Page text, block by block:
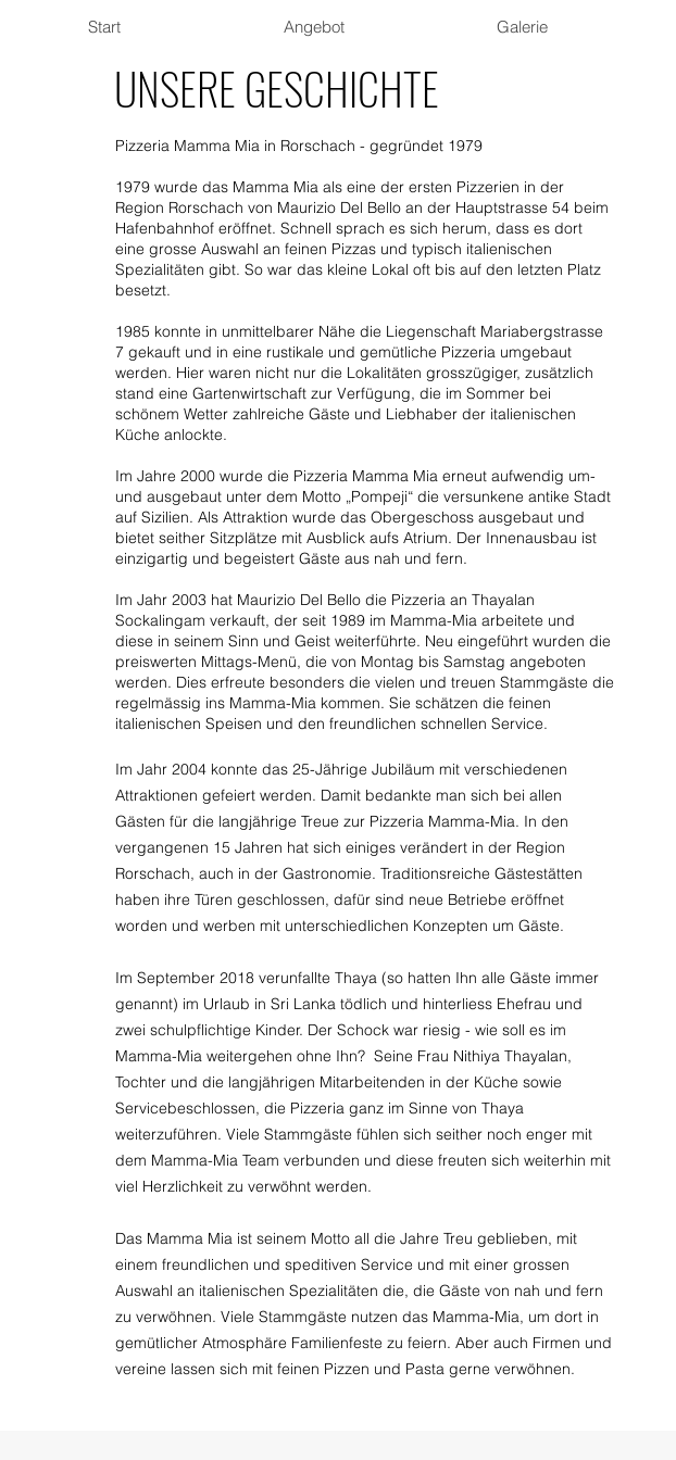
Start Angebot Galerie
UNSERE GESCHICHTE
Pizzeria Mamma Mia in Rorschach - gegründet 1979
1979 wurde das Mamma Mia als eine der ersten Pizzerien in der
Region Rorschach von Maurizio Del Bello an der Hauptstrasse 54 beim
Hafenbahnhof eröffnet. Schnell sprach es sich herum, dass es dort
eine grosse Auswahl an feinen Pizzas und typisch italienischen
Spezialitäten gibt. So war das kleine Lokal oft bis auf den letzten Platz
besetzt.
1985 konnte in unmittelbarer Nähe die Liegenschaft Mariabergstrasse
7 gekauft und in eine rustikale und gemütliche Pizzeria umgebaut
werden. Hier waren nicht nur die Lokalitäten grosszügiger, zusätzlich
stand eine Gartenwirtschaft zur Verfügung, die im Sommer bei
schönem Wetter zahlreiche Gäste und Liebhaber der italienischen
Küche anlockte.
Im Jahre 2000 wurde die Pizzeria Mamma Mia erneut aufwendig um-
und ausgebaut unter dem Motto „Pompeji“ die versunkene antike Stadt
auf Sizilien. Als Attraktion wurde das Obergeschoss ausgebaut und
bietet seither Sitzplätze mit Ausblick aufs Atrium. Der Innenausbau ist
einzigartig und begeistert Gäste aus nah und fern.
Im Jahr 2003 hat Maurizio Del Bello die Pizzeria an Thayalan
Sockalingam verkauft, der seit 1989 im Mamma-Mia arbeitete und
diese in seinem Sinn und Geist weiterführte. Neu eingeführt wurden die
preiswerten Mittags-Menü, die von Montag bis Samstag angeboten
werden. Dies erfreute besonders die vielen und treuen Stammgäste die
regelmässig ins Mamma-Mia kommen. Sie schätzen die feinen
italienischen Speisen und den freundlichen schnellen Service.
Im Jahr 2004 konnte das 25-Jährige Jubiläum mit verschiedenen
Attraktionen gefeiert werden. Damit bedankte man sich bei allen
Gästen für die langjährige Treue zur Pizzeria Mamma-Mia. In den
vergangenen 15 Jahren hat sich einiges verändert in der Region
Rorschach, auch in der Gastronomie. Traditionsreiche Gästestätten
haben ihre Türen geschlossen, dafür sind neue Betriebe eröffnet
worden und werben mit unterschiedlichen Konzepten um Gäste.
Im September 2018 verunfallte Thaya (so hatten Ihn alle Gäste immer
genannt) im Urlaub in Sri Lanka tödlich und hinterliess Ehefrau und
zwei schulpflichtige Kinder. Der Schock war riesig - wie soll es im
Mamma-Mia weitergehen ohne Ihn? Seine Frau Nithiya Thayalan,
Tochter und die langjährigen Mitarbeitenden in der Küche sowie
Servicebeschlossen, die Pizzeria ganz im Sinne von Thaya
weiterzuführen. Viele Stammgäste fühlen sich seither noch enger mit
dem Mamma-Mia Team verbunden und diese freuten sich weiterhin mit
viel Herzlichkeit zu verwöhnt werden.
Das Mamma Mia ist seinem Motto all die Jahre Treu geblieben, mit
einem freundlichen und speditiven Service und mit einer grossen
Auswahl an italienischen Spezialitäten die, die Gäste von nah und fern
zu verwöhnen. Viele Stammgäste nutzen das Mamma-Mia, um dort in
gemütlicher Atmosphäre Familienfeste zu feiern. Aber auch Firmen und
vereine lassen sich mit feinen Pizzen und Pasta gerne verwöhnen.